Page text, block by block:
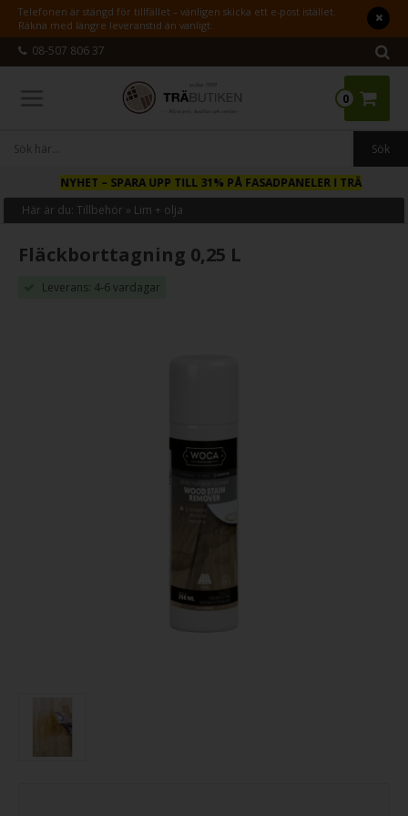
Telefonen är stängd för tillfället – vänligen skicka ett e-post istället.
Räkna med längre leveranstid än vanligt.
08-507 806 37
0
NYHET– SPARA UPP TILL 31% PÅ FASADPANELER I TRÄ
Här är du:Tillbehör » Lim + olja
Fläckborttagning 0,25 L
Leverans: 4-6 vardagar